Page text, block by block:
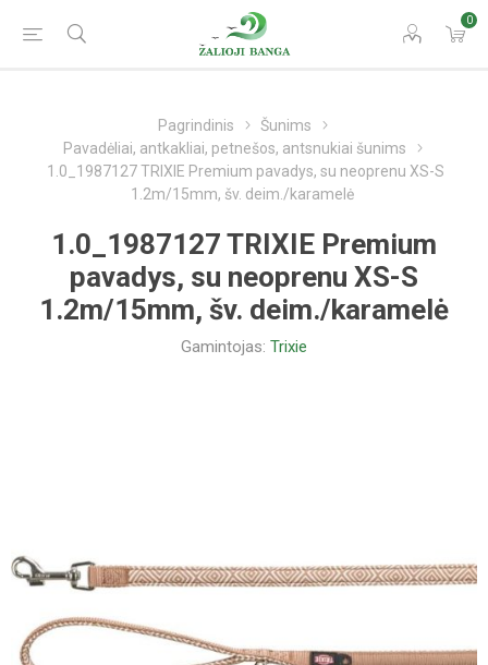
0
Pagrindinis
Šunims
Pavadėliai, antkakliai, petnešos, antsnukiai šunims
1.0_1987127 TRIXIE Premium pavadys, su neoprenu XS-S
1.2m/15mm, šv. deim./karamelė
1.0_1987127 TRIXIE Premium
pavadys, su neoprenu XS-S
1.2m/15mm, šv. deim./karamelė
Gamintojas: Trixie